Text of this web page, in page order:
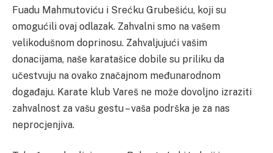
Fuadu Mahmutoviću i Srećku Grubešiću, koji su
omogućili ovaj odlazak. Zahvalni smo na vašem
velikodušnom doprinosu. Zahvaljujući vašim
donacijama, naše karatašice dobile su priliku da
učestvuju na ovako značajnom međunarodnom
događaju. Karate klub Vareš ne može dovoljno izraziti
zahvalnost za vašu gestu – vaša podrška je za nas
neprocjenjiva.